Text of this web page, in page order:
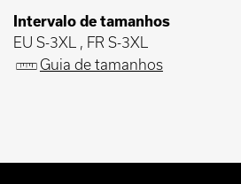
Intervalo de tamanhos
EU S-3XL , FR S-3XL
Guia de tamanhos